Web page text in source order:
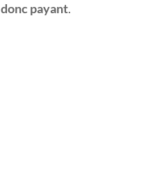
payant.